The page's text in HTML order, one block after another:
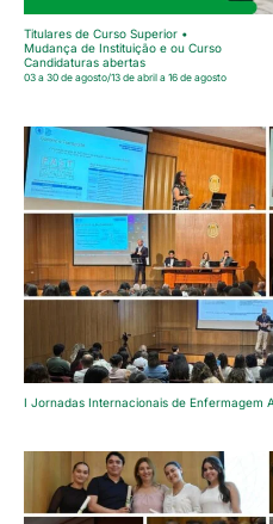
Titulares de Curso Superior •
Mudança de Instituição e ou Curso
Candidaturas abertas
03 a 30 de agosto/13 de abril a 16 de agosto
I Jornadas Internacionais de Enfermagem